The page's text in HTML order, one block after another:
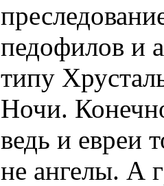
педофилов и
типу
Ночи.
ведь и евреи
не ангелы. А